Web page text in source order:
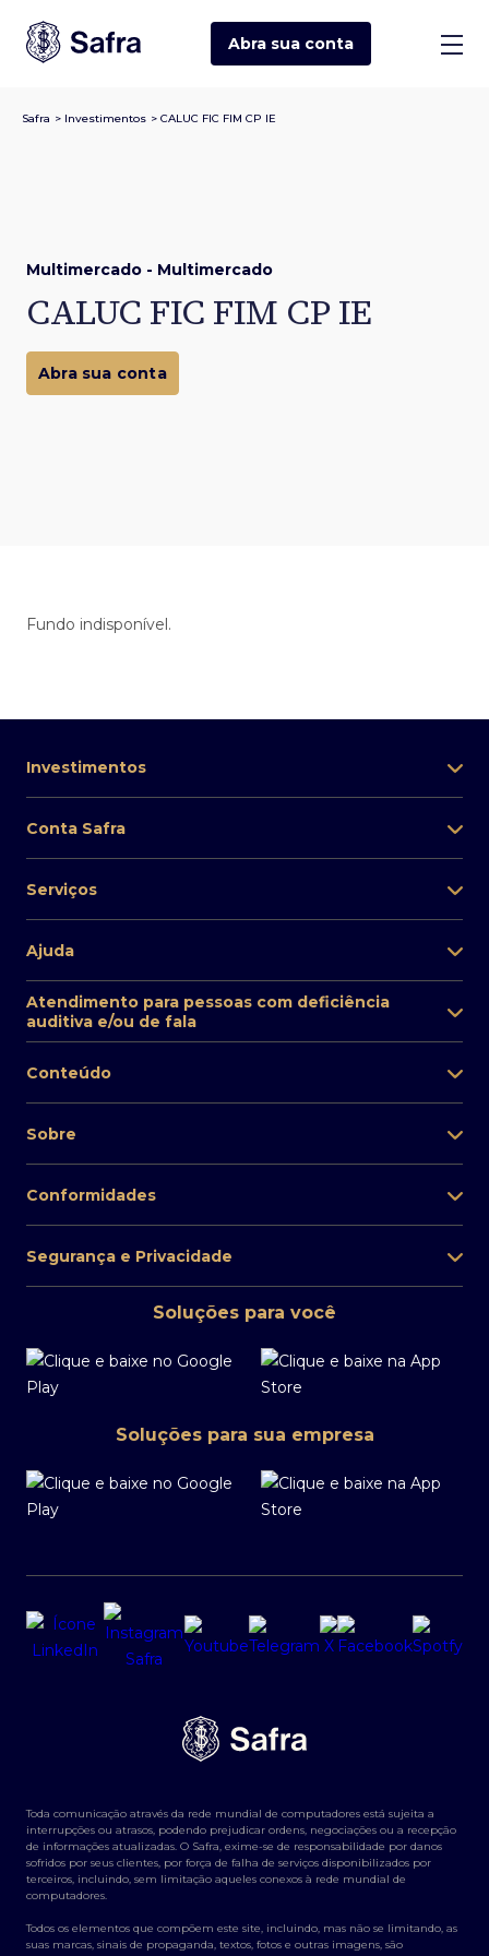
Abra sua conta
Safra > Investimentos > CALUC FIC FIM CP IE
Multimercado - Multimercado
CALUC FIC FIM CP IE
Abra sua conta
Fundo indisponível.
Investimentos
Conta Safra
Serviços
Ajuda
Atendimento para pessoas com deficiência
auditiva e/ou de fala
Conteúdo
Sobre
Conformidades
Segurança e Privacidade
Soluções para você
Soluções para sua empresa
Toda comunicação através da rede mundial de computadores está sujeita a
interrupções ou atrasos, podendo prejudicar ordens, negociações ou a recepção
de informações atualizadas. O Safra, exime-se de responsabilidade por danos
sofridos por seus clientes, por força de falha de serviços disponibilizados por
terceiros, incluindo, sem limitação aqueles conexos à rede mundial de
computadores.
Todos os elementos que compõem este site, incluindo, mas não se limitando, as
suas marcas, sinais de propaganda, textos, fotos e outras imagens, são